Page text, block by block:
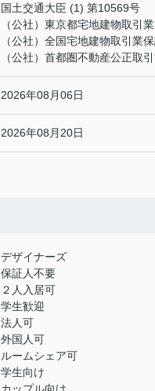
国土交通大臣 (1) 第10569号
（公社）東京都宅地建物取引
（公社）全国宅地建物取引業
（公社）首都圏不動産公正取
2026年08月06日
2026年08月20日
デザイナーズ
保証人不要
２人入居可
学生歓迎
法人可
外国人可
ルームシェア可
学生向け
カップル向け